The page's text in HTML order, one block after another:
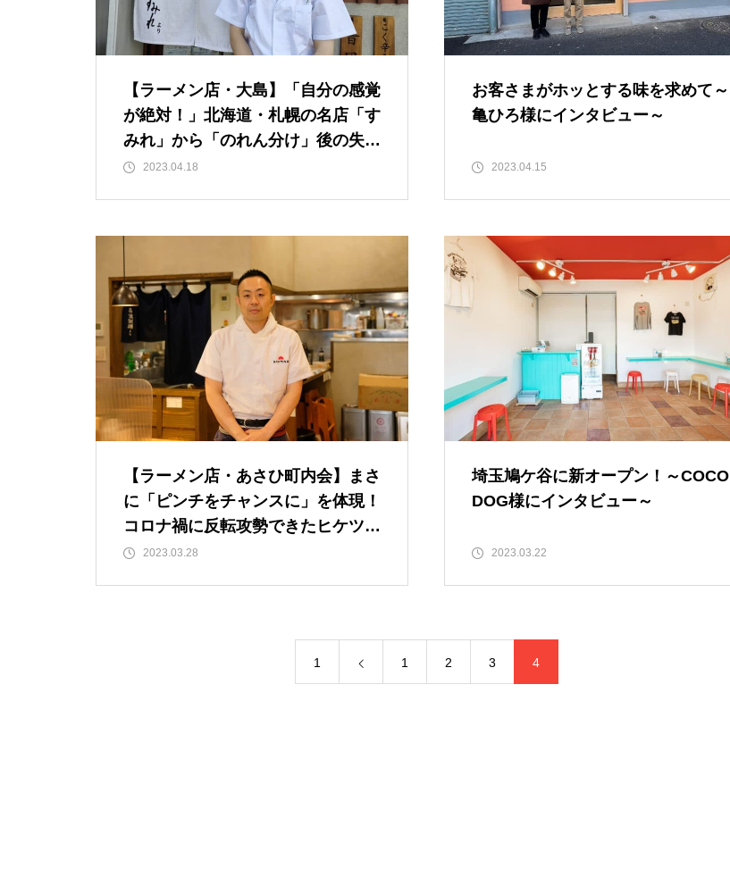
【ラーメン店・大島】「自分の感覚
が絶対！」北海道・札幌の名店「す
みれ」から「のれん分け」後の失敗
できないプレッシャーとは？
2023.04.18
お客さまがホッとする味を求めて～
亀ひろ様にインタビュー～
2023.04.15
【ラーメン店・あさひ町内会】まさ
に「ピンチをチャンスに」を体現！
コロナ禍に反転攻勢できたヒケツと
は？2023.03.28
埼玉鳩ケ谷に新オープン！～COCO
DOG様にインタビュー～
2023.03.22
1 1 2 3 4